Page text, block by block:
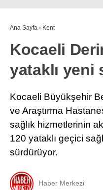
Ana Sayfa › Kent
Kocaeli
yataklı yeni
Kocaeli Büyükşehir
ve Araştırma
sağlık hizmetlerinin
120 yataklı geçici
sürdürüyor.
Haber Merkezi